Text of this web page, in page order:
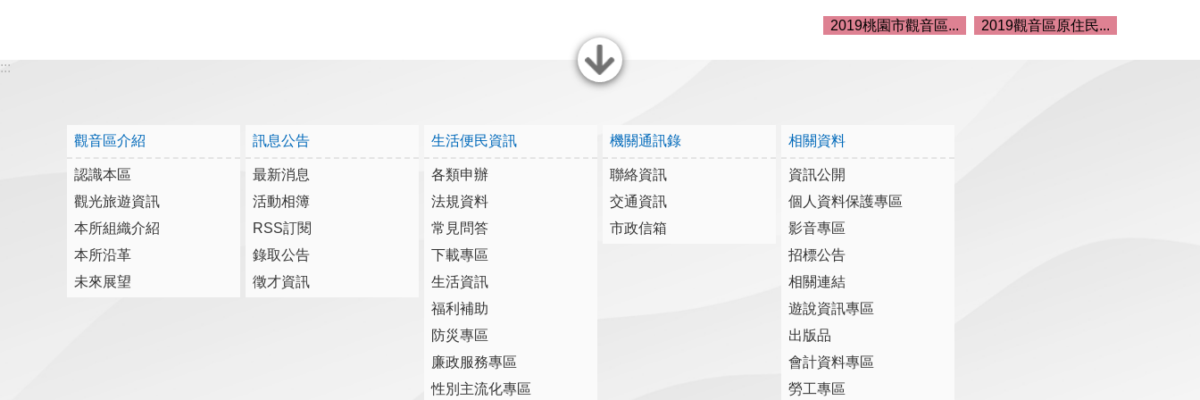
2019桃園市觀音區... 2019觀音區原住民...
關閉
:::
觀音區介紹
認識本區
觀光旅遊資訊
本所組織介紹
本所沿革
未來展望
訊息公告
最新消息
活動相簿
RSS訂閱
錄取公告
徵才資訊
生活便民資訊
各類申辦
法規資料
常見問答
下載專區
生活資訊
福利補助
防災專區
廉政服務專區
性別主流化專區
機關通訊錄
聯絡資訊
交通資訊
市政信箱
相關資料
資訊公開
個人資料保護專區
影音專區
招標公告
相關連結
遊說資訊專區
出版品
會計資料專區
勞工專區